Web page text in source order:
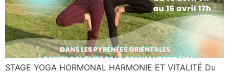
STAGE YOGA HORMONAL HARMONIE ET VITALITÉ Du